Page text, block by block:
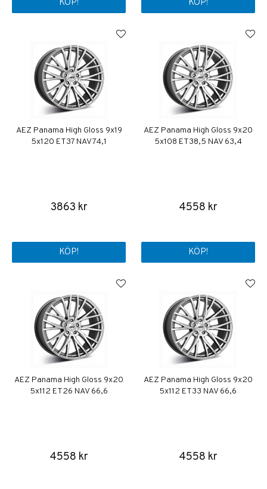
KÖP! KÖP!
AEZ Panama High Gloss 9x19
5x120 ET37 NAV 74,1
3863 kr
KÖP!
AEZ Panama High Gloss 9x20
5x108 ET38,5 NAV 63,4
4558 kr
KÖP!
AEZ Panama High Gloss 9x20
5x112 ET26 NAV 66,6
4558 kr
AEZ Panama High Gloss 9x20
5x112 ET33 NAV 66,6
4558 kr